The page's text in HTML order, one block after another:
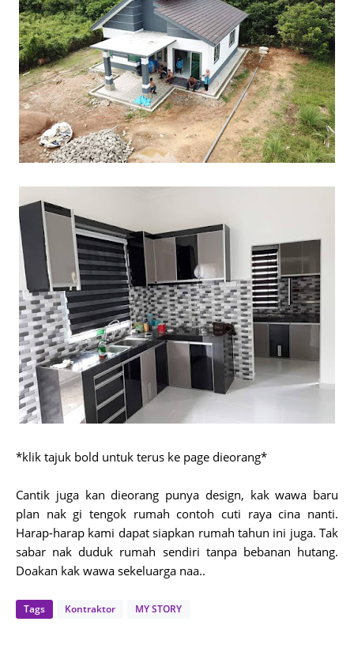
*klik tajuk bold untuk terus ke page dieorang*
Cantik juga kan dieorang punya design, kak wawa baru
plan nak gi tengok rumah contoh cuti raya cina nanti.
Harap-harap kami dapat siapkan rumah tahun ini juga. Tak
sabar nak duduk rumah sendiri tanpa bebanan hutang.
Doakan kak wawa sekeluarga naa..
Tags Kontraktor MY STORY